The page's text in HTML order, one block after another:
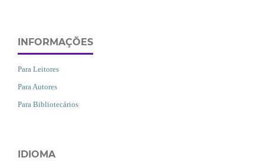
INFORMAÇÕES
Para Leitores
Para Autores
Para Bibliotecários
IDIOMA